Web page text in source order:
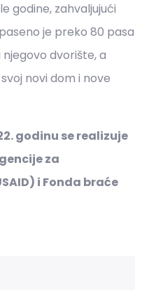
godine, zahvaljujući
je preko 80 pasa
dvorište, a
novi dom i nove
godinu se realizuje
za
i Fonda braće